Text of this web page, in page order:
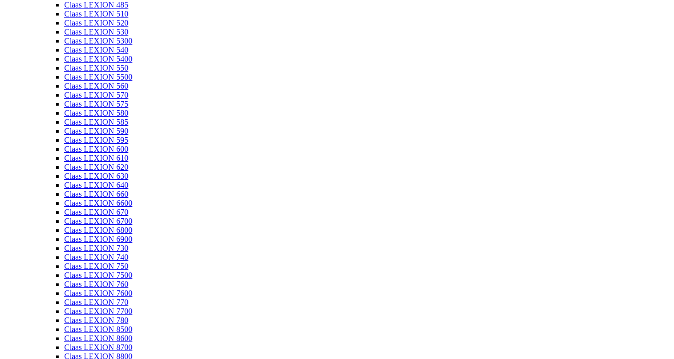
Claas LEXION 485
Claas LEXION 510
Claas LEXION 520
Claas LEXION 530
Claas LEXION 5300
Claas LEXION 540
Claas LEXION 5400
Claas LEXION 550
Claas LEXION 5500
Claas LEXION 560
Claas LEXION 570
Claas LEXION 575
Claas LEXION 580
Claas LEXION 585
Claas LEXION 590
Claas LEXION 595
Claas LEXION 600
Claas LEXION 610
Claas LEXION 620
Claas LEXION 630
Claas LEXION 640
Claas LEXION 660
Claas LEXION 6600
Claas LEXION 670
Claas LEXION 6700
Claas LEXION 6800
Claas LEXION 6900
Claas LEXION 730
Claas LEXION 740
Claas LEXION 750
Claas LEXION 7500
Claas LEXION 760
Claas LEXION 7600
Claas LEXION 770
Claas LEXION 7700
Claas LEXION 780
Claas LEXION 8500
Claas LEXION 8600
Claas LEXION 8700
Claas LEXION 8800